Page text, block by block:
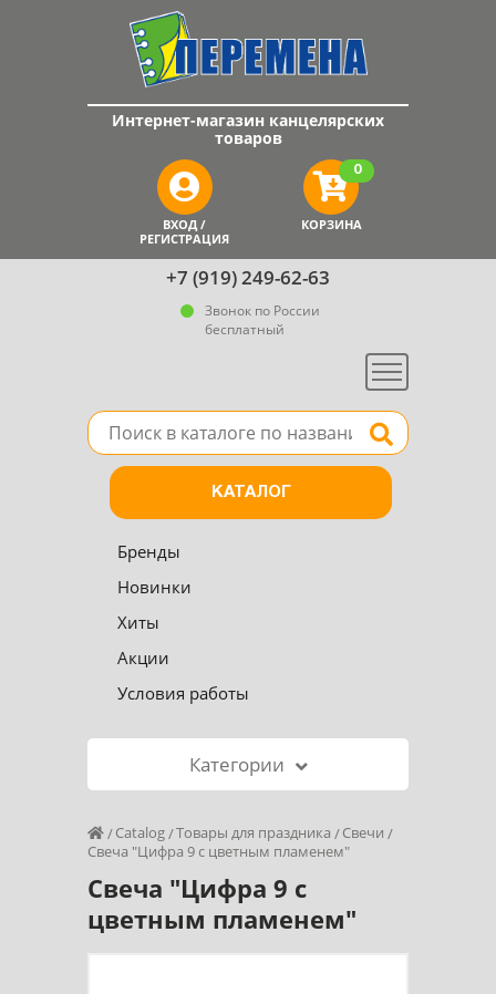
+7 (919) 249-62-63
Звонок по России
бесплатный
Меню
Интернет-магазин канцелярских
товаров
ВХОД /
РЕГИСТРАЦИЯ
КОРЗИНА
0
Поле для поиска товара в каталоге Найти
КАТАЛОГ
Бренды
Новинки
Хиты
Акции
Условия работы
Категории
Catalog Товары для праздника
Свечи
Свеча "Цифра 9 с цветным пламенем"
Свеча "Цифра 9 с
цветным пламенем"